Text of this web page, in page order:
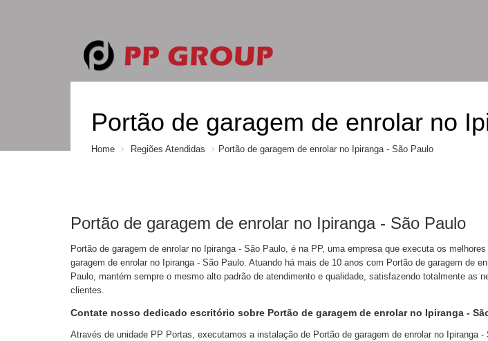
Portão de garagem de enrolar no
Home Regiões Atendidas Portão de garagem de enrolar no Ipiranga - São Paulo
Portão de garagem de enrolar no Ipiranga - São Paulo
Portão de garagem de enrolar no Ipiranga - São Paulo, é na PP, uma empresa que executa os
garagem de enrolar no Ipiranga - São Paulo. Atuando há mais de 10 anos com Portão de garagem de
Paulo, mantém sempre o mesmo alto padrão de atendimento e qualidade, satisfazendo totalmente as
clientes.
Contate nosso dedicado escritório sobre Portão de garagem de enrolar no Ipiranga -
Através de unidade PP Portas, executamos a instalação de Portão de garagem de enrolar no Ipiranga